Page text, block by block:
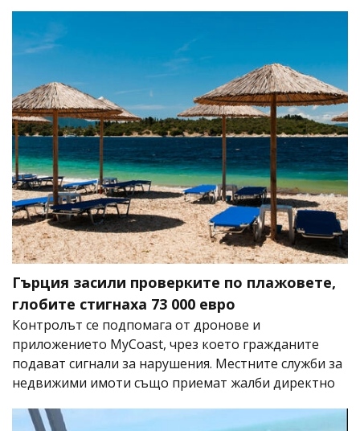
Гърция засили проверките по плажовете,
глобите стигнаха 73 000 евро
Контролът се подпомага от дронове и
приложението MyCoast, чрез което гражданите
подават сигнали за нарушения. Местните служби за
недвижими имоти също приемат жалби директно